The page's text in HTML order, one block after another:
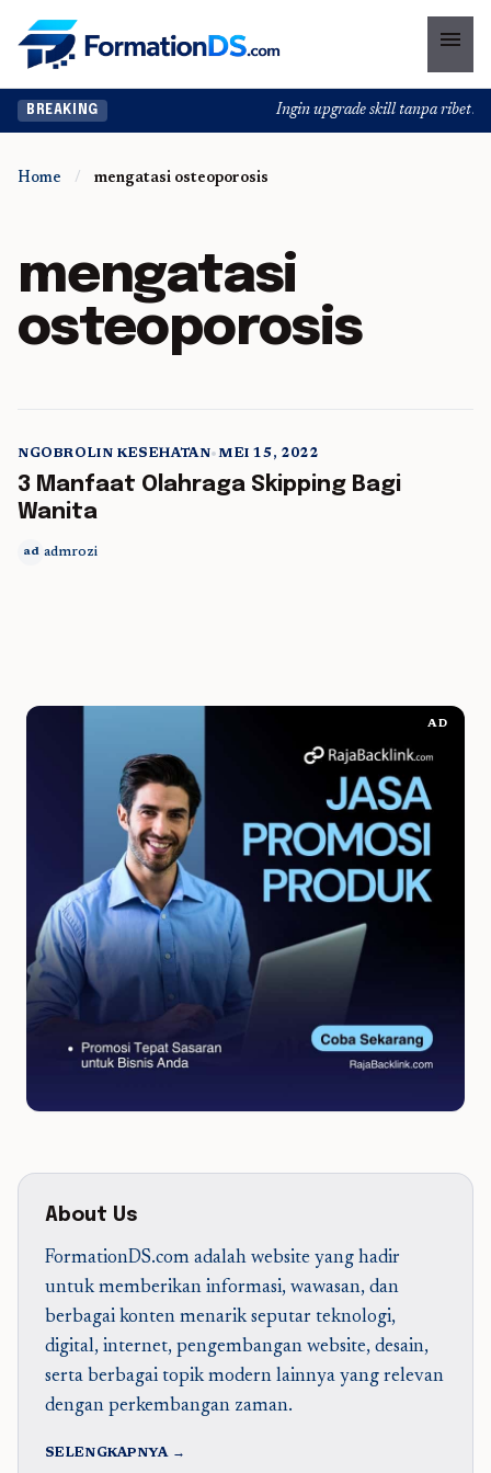
menu
BREAKING Ingin upgrade skill tanpa ribet?
Home / mengatasi osteoporosis
mengatasi
osteoporosis
5 min read
NGOBROLIN KESEHATAN•MEI 15, 2022
3 Manfaat Olahraga Skipping Bagi
Wanita
ad admrozi
AD
About Us
FormationDS.com adalah website yang hadir
untuk memberikan informasi, wawasan, dan
berbagai konten menarik seputar teknologi,
digital, internet, pengembangan website, desain,
serta berbagai topik modern lainnya yang relevan
dengan perkembangan zaman.
SELENGKAPNYA →